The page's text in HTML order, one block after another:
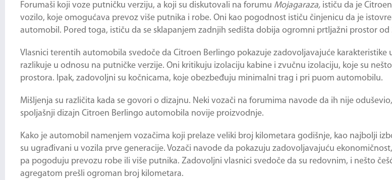
Forumaši koji voze putničku verziju, a koji su diskutovali na forumu Mojagaraza, ističu da je
vozilo, koje omogućava prevoz više putnika i robe. Oni kao pogodnost ističu činjenicu da je
automobil. Pored toga, ističu da se sklapanjem zadnjih sedišta dobija ogromni prtljažni prostor od
Vlasnici terentih automobila svedoče da Citroen Berlingo pokazuje zadovoljavajuće karakteristike
razlikuje u odnosu na putničke verzije. Oni kritikuju izolaciju kabine i zvučnu izolaciju, koje su
prostora. Ipak, zadovoljni su kočnicama, koje obezbeđuju minimalni trag i pri puom automobilu.
Mišljenja su različita kada se govori o dizajnu. Neki vozači na forumima navode da ih nije
spoljašnji dizajn Citroen Berlingo automobila novije proizvodnje.
Kako je automobil namenjem vozačima koji prelaze veliki broj kilometara godišnje, kao najbolji
su ugrađivani u vozila prve generacije. Vozači navode da pokazuju zadovoljavajuću
pa pogoduju prevozu robe ili više putnika. Zadovoljni vlasnici svedoče da su redovnim, i nešto
agregatom prešli ogroman broj kilometara.